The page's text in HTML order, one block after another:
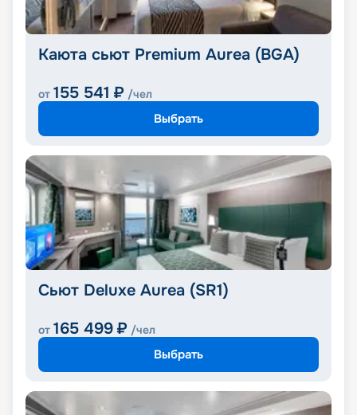
Каюта сьют Premium Aurea (BGA)
от 155 541 ₽ /чел
Выбрать
Сьют Deluxe Aurea (SR1)
от 165 499 ₽ /чел
Выбрать